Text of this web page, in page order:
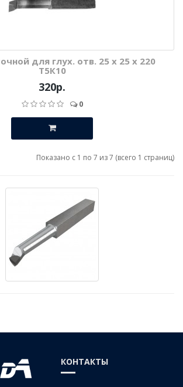
для глух. отв. 25 х 25 х 220
Т5К10
320р.
0
Показано с 1 по 7 из 7 (всего 1 страниц)
КОНТАКТЫ